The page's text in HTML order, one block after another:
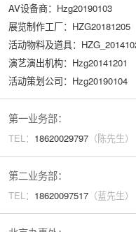
AV设备商：Hzg20190103
展览制作工厂：HZG20181205
活动物料及道具：
演艺演出机构：Hzg20141201
活动策划公司：Hzg20190104
第一业务部：
TEL： 18620029797（陈先生）
第二业务部：
TEL： 18620097517（蓝先生）